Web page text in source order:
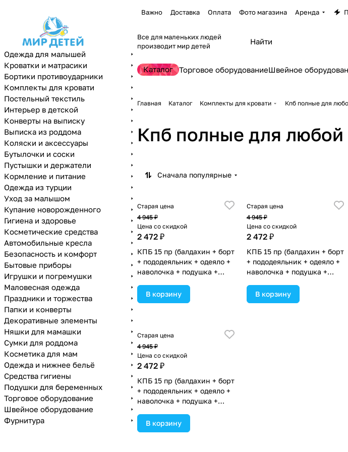
Важно Доставка Оплата Фото магазина Аренда
Все для маленьких людей
производит мир детей
Каталог Торговое оборудованиеШвейное
Главная Каталог Комплекты для кровати Кпб полные для
Кпб полные для
Сначала популярные
Старая цена
4 945 ₽
Цена со скидкой
2 472 ₽
КПБ 15 пр (балдахин + борт
+ пододеяльник + одеяло +
наволочка + подушка +
(№1163-0-1П) цвета в
ассортименте.
В корзину
Старая цена
4 945 ₽
Цена со скидкой
2 472 ₽
КПБ 15 пр (балдахин + борт
+ пододеяльник + одеяло +
наволочка + подушка +
(№1163-0-1П_05) цвета в
ассортименте.
В корзину
Старая цена
4 945 ₽
Цена со скидкой
2 472 ₽
КПБ 15 пр (балдахин + борт
+ пододеяльник + одеяло +
наволочка + подушка +
(№1163-0-1П_02) цвета в
ассортименте.
В корзину
Одежда для малышей
Кроватки и матрасики
Бортики противоударники
Комплекты для кровати
Постельный текстиль
Интерьер в детской
Конверты на выписку
Выписка из роддома
Коляски и аксессуары
Бутылочки и соски
Пустышки и держатели
Кормление и питание
Одежда из турции
Уход за малышом
Купание новорожденного
Гигиена и здоровье
Косметические средства
Автомобильные кресла
Безопасность и комфорт
Бытовые приборы
Игрушки и погремушки
Маловесная одежда
Праздники и торжества
Папки и конверты
Декоративные элементы
Няшки для мамашки
Сумки для роддома
Косметика для мам
Одежда и нижнее бельё
Средства гигиены
Подушки для беременных
Торговое оборудование
Швейное оборудование
Фурнитура